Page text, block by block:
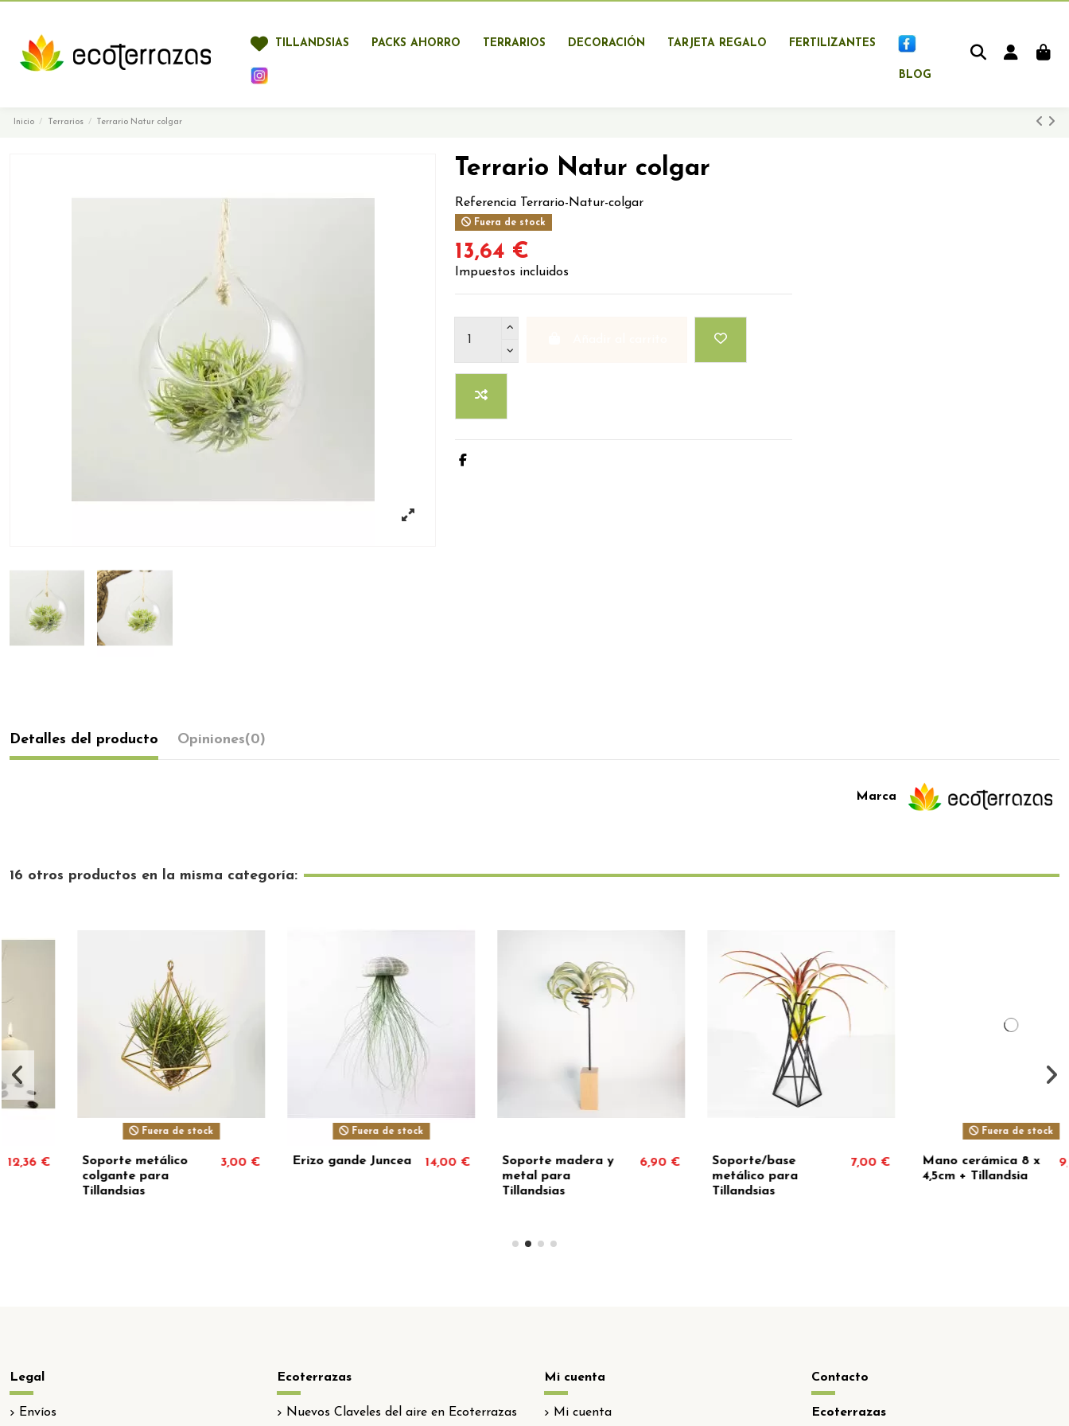
TILLANDSIAS PACKS AHORRO TERRARIOS DECORACIÓN TARJETA REGALO FERTILIZANTES
BLOG
Inicio Terrarios Terrario Natur colgar
Terrario Natur colgar
Referencia Terrario-Natur-colgar
Fuera de stock
13,64 €
Impuestos incluidos
Detalles del producto Opiniones(0)
Marca
16 otros productos en la misma categoría:
Soporte/base
metálico para
Tillandsias
7,00 €
Fuera de stock
Mano cerámica 8 x
9,00 €
Soporte corteza
para Tillandsias y
Bromelias
2,00 €
Terrario Soporte
12,36 € Terrario Pear 14,01 €
Legal
Envíos
Ecoterrazas
Nuevos Claveles del aire en Ecoterrazas
Mi cuenta
Mi cuenta
Contacto
Ecoterrazas